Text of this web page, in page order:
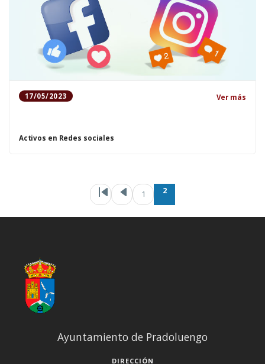
17/05/2023 Ver más
Activos en Redes sociales
Paginación
1 2
Ayuntamiento de Pradoluengo
DIRECCIÓN